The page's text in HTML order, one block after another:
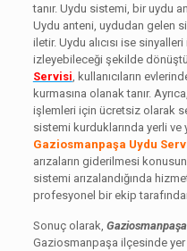
tanır. Uydu sistemi, bir uydu
Uydu anteni, uydudan gelen
iletir. Uydu alıcısı ise
izleyebileceği şekilde
Servisi, kullanıcıların
kurmasına olanak tanır.
işlemleri için ücretsiz olarak
sistemi kurduklarında yerli
Gaziosmanpaşa Uydu
arızaların giderilmesi
sistemi arızalandığında
profesyonel bir ekip
Sonuç olarak,
Gaziosmanpaşa ilçesinde